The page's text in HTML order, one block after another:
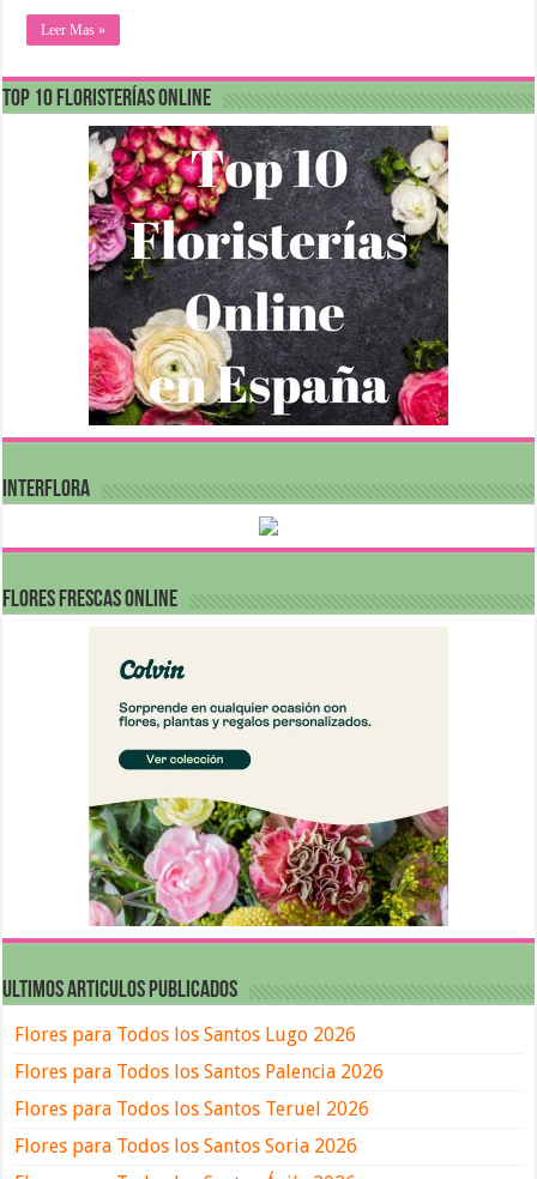
Leer Mas »
Top 10 Floristerías Online
INTERFLORA
FLORES FRESCAS ONLINE
ULTIMOS ARTICULOS PUBLICADOS
Flores para Todos los Santos Lugo 2026
Flores para Todos los Santos Palencia 2026
Flores para Todos los Santos Teruel 2026
Flores para Todos los Santos Soria 2026